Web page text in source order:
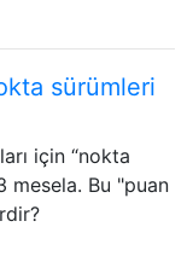
sürümleri
için “nokta
mesela. Bu "puan